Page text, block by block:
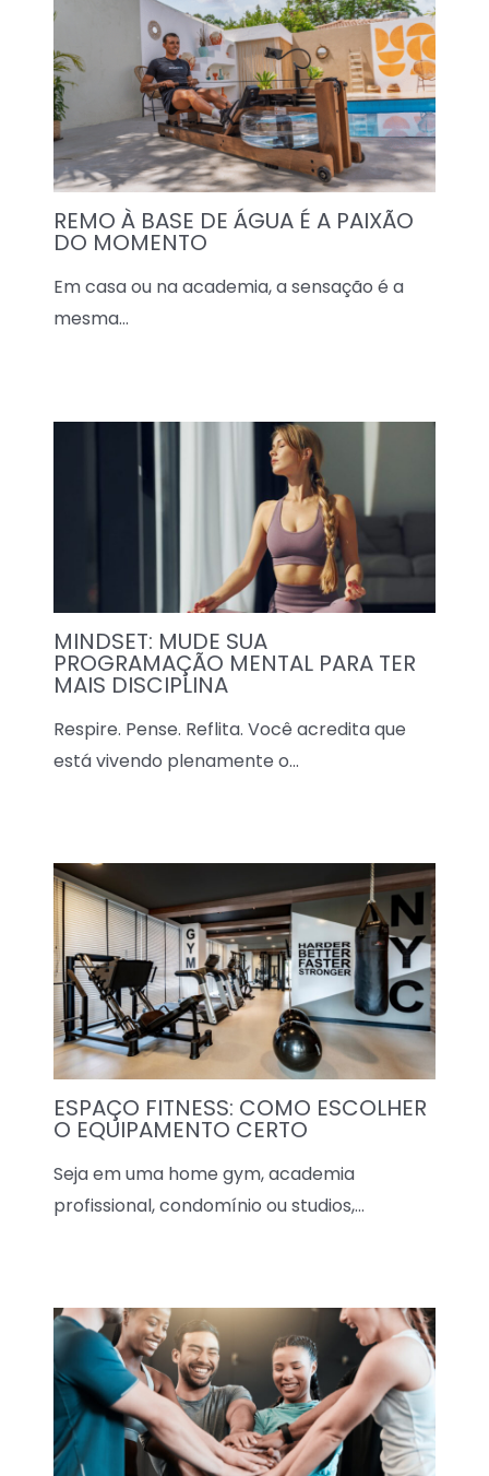
REMO À BASE DE ÁGUA É A PAIXÃO
DO MOMENTO
Em casa ou na academia, a sensação é a
mesma…
MINDSET: MUDE SUA
PROGRAMAÇÃO MENTAL PARA TER
MAIS DISCIPLINA
Respire. Pense. Reflita. Você acredita que
está vivendo plenamente o…
ESPAÇO FITNESS: COMO ESCOLHER
O EQUIPAMENTO CERTO
Seja em uma home gym, academia
profissional, condomínio ou studios,…